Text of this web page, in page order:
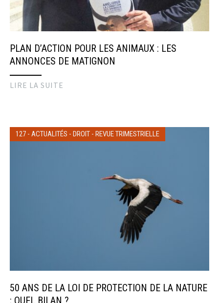
PLAN D’ACTION POUR LES ANIMAUX : LES
ANNONCES DE MATIGNON
LIRE LA SUITE
127 - ACTUALITÉS - DROIT - REVUE TRIMESTRIELLE
50 ANS DE LA LOI DE PROTECTION DE LA NATURE
: QUEL BILAN ?